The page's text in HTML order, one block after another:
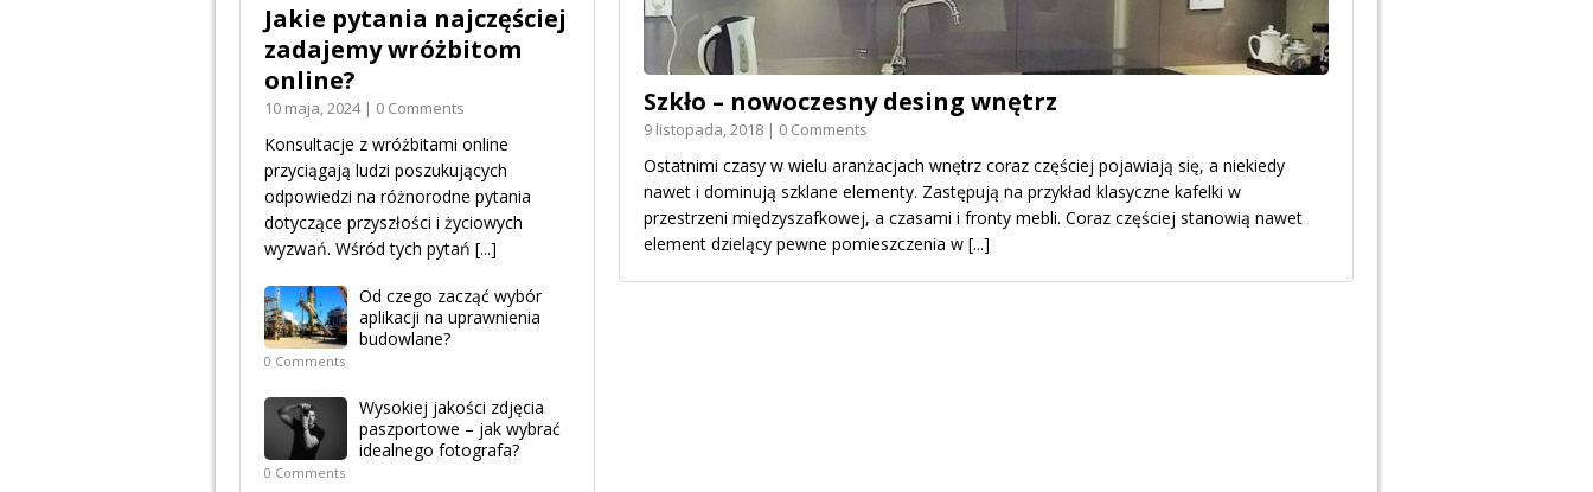
Szkło – nowoczesny desing wnętrz
9 listopada, 2018 | 0 Comments
Ostatnimi czasy w wielu aranżacjach wnętrz coraz częściej pojawiają się, a niekiedy
nawet i dominują szklane elementy. Zastępują na przykład klasyczne kafelki w
przestrzeni międzyszafkowej, a czasami i fronty mebli. Coraz częściej stanowią nawet
element dzielący pewne pomieszczenia w [...]
Jakie pytania najczęściej
zadajemy wróżbitom
online?
10 maja, 2024 | 0 Comments
Konsultacje z wróżbitami online
przyciągają ludzi poszukujących
odpowiedzi na różnorodne pytania
dotyczące przyszłości i życiowych
wyzwań. Wśród tych pytań [...]
Od czego zacząć wybór
aplikacji na uprawnienia
budowlane?
0 Comments
Wysokiej jakości zdjęcia
paszportowe – jak wybrać
idealnego fotografa?
0 Comments